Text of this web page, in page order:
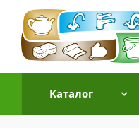
Каталог